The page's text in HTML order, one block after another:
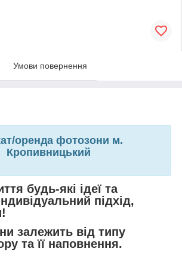
Умови повернення
оренда фотозони м.
Кропивницький
будь-які ідеї та
підхід,
залежить від типу
та її наповнення.